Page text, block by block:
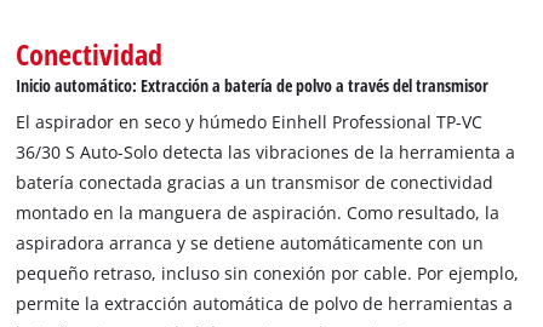
Conectividad
Inicio automático: Extracción a batería de polvo a través del transmisor
El aspirador en seco y húmedo Einhell Professional TP-VC
36/30 S Auto-Solo detecta las vibraciones de la herramienta a
batería conectada gracias a un transmisor de conectividad
montado en la manguera de aspiración. Como resultado, la
aspiradora arranca y se detiene automáticamente con un
pequeño retraso, incluso sin conexión por cable. Por ejemplo,
permite la extracción automática de polvo de herramientas a